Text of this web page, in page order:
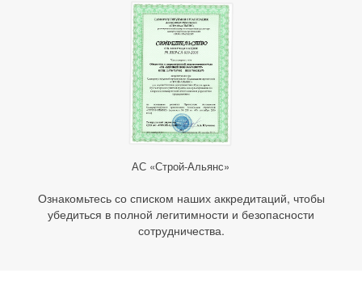
АС «Строй-Альянс»
Ознакомьтесь со списком наших аккредитаций, чтобы
убедиться в полной легитимности и безопасности
сотрудничества.